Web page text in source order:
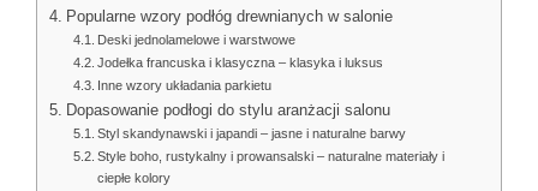
Popularne wzory podłóg drewnianych w salonie
Deski jednolamelowe i warstwowe
Jodełka francuska i klasyczna – klasyka i luksus
Inne wzory układania parkietu
Dopasowanie podłogi do stylu aranżacji salonu
Styl skandynawski i japandi – jasne i naturalne barwy
Style boho, rustykalny i prowansalski – naturalne materiały i
ciepłe kolory